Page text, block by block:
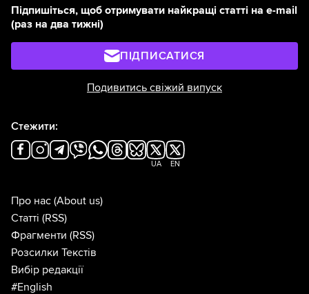
Підпишіться, щоб отримувати найкращі статті на e-mail
(раз на два тижні)
ПІДПИСАТИСЯ
Подивитись свіжий випуск
Стежити:
UA EN
Про нас (About us)
Статті (RSS)
Фрагменти (RSS)
Розсилки Текстів
Вибір редакції
#English